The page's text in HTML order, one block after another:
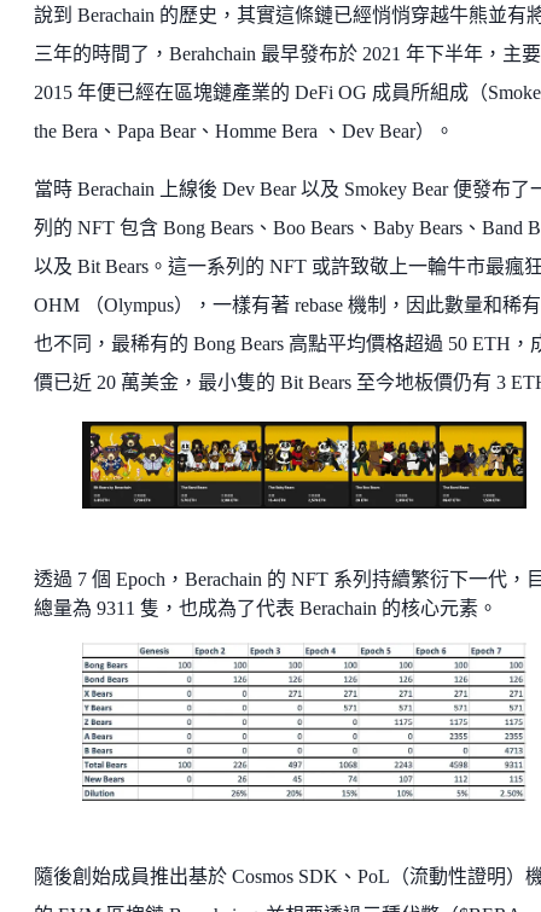
說到 Berachain 的歷史，其實這條鏈已經悄悄穿越牛熊並有
三年的時間了，Berahchain 最早發布於 2021 年下半年，主
2015 年便已經在區塊鏈產業的 DeFi OG 成員所組成（
the Bera、Papa Bear、Homme Bera 、Dev Bear）。
當時 Berachain 上線後 Dev Bear 以及 Smokey Bear 便發布了
列的 NFT 包含 Bong Bears、Boo Bears、Baby Bears、Band
以及 Bit Bears。這一系列的 NFT 或許致敬上一輪牛市最瘋
OHM （Olympus），一樣有著 rebase 機制，因此數量和稀
也不同，最稀有的 Bong Bears 高點平均價格超過 50 ETH，
價已近 20 萬美金，最小隻的 Bit Bears 至今地板價仍有 3
透過 7 個 Epoch，Berachain 的 NFT 系列持續繁衍下一代，
總量為 9311 隻，也成為了代表 Berachain 的核心元素。
隨後創始成員推出基於 Cosmos SDK、PoL（流動性證明）